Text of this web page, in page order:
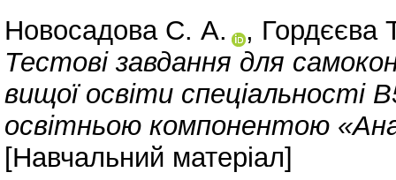
Новосадова С. А. , Гордєєва
Тестові завдання для
вищої освіти спеціальності
освітньою компонентою
[Навчальний матеріал]